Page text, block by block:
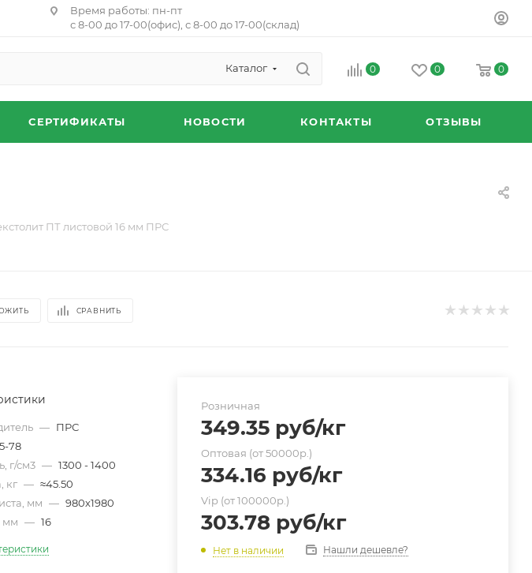
Время работы: пн-пт
с 8-00 до 17-00(офис), с 8-00 до 17-00(склад)
Каталог 0 0 0
СЕРТИФИКАТЫ НОВОСТИ КОНТАКТЫ ОТЗЫВЫ
ПТ листовой 16 мм ПРС
СРАВНИТЬ
— ПРС
5-78
г/см3 — 1300 - 1400
кг — ≈45.50
мм — 980х1980
мм — 16
Розничная
349.35 руб/кг
Оптовая (от 50000р.)
334.16 руб/кг
Vip (от 100000р.)
303.78 руб/кг
Нет в наличии Нашли дешевле?